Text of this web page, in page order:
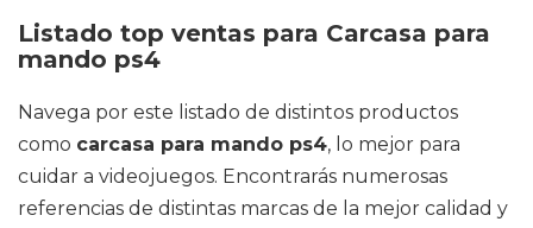
Listado top ventas para Carcasa para
mando ps4
Navega por este listado de distintos productos
como carcasa para mando ps4, lo mejor para
cuidar a videojuegos. Encontrarás numerosas
referencias de distintas marcas de la mejor calidad y